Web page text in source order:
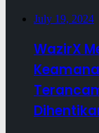
July 19, 2024
WazirX